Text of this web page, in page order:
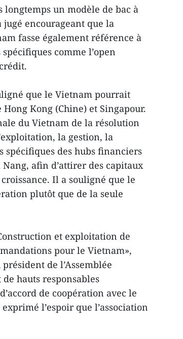
un modèle de bac à
jugé encourageant que la
fasse également référence à
comme l’open
que le Vietnam pourrait
Kong (Chine) et Singapour.
du Vietnam de la résolution
la gestion, la
spécifiques des hubs financiers
afin d’attirer des capitaux
Il a souligné que le
plutôt que de la seule
et exploitation de
pour le Vietnam»,
de l’Assemblée
hauts responsables
de coopération avec le
l’espoir que l’association